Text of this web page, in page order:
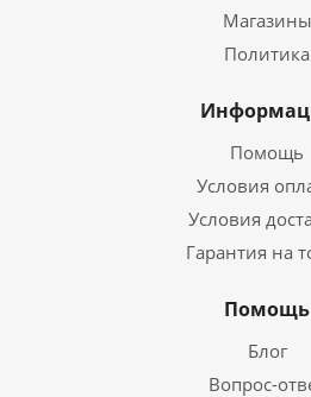
Магазины
Политика
Помощь
Условия
Условия
Гарантия на
Помощь
Блог
Вопрос-